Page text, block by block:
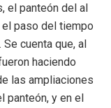
el panteón del al
el paso del tiempo
cuenta que, al
haciendo
las ampliaciones
panteón, y en el